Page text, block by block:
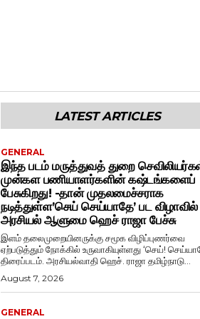
LATEST ARTICLES
GENERAL
இந்த படம் மருத்துவத் துறை
முன்கள பணியாளர்களின் கஷ்டங்களைப்
பேசுகிறது! -தான் முதலமைச்சராக
நடித்துள்ள’செய் செய்யாதே’ பட விழாவில்
அரசியல் ஆளுமை ஹெச் ராஜா பேச்சு
இளம் தலைமுறையினருக்கு சமூக விழிப்புணர்வை
ஏற்படுத்தும் நோக்கில் உருவாகியுள்ளது ‘செய்!
திரைப்படம். அரசியல்வாதி ஹெச். ராஜா தமிழ்நாடு...
August 7, 2026
GENERAL